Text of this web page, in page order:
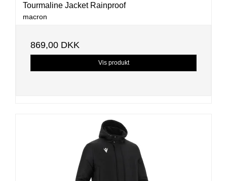
Tourmaline Jacket Rainproof
macron
869,00 DKK
Vis produkt